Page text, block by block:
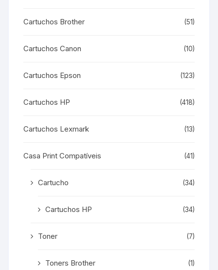
Cartuchos Brother (51)
Cartuchos Canon (10)
Cartuchos Epson (123)
Cartuchos HP (418)
Cartuchos Lexmark (13)
Casa Print Compatíveis (41)
Cartucho (34)
Cartuchos HP (34)
Toner (7)
Toners Brother (1)